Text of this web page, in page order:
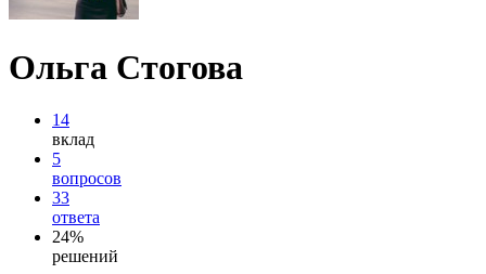
Ольга Стогова
14
вклад
5
вопросов
33
ответа
24%
решений